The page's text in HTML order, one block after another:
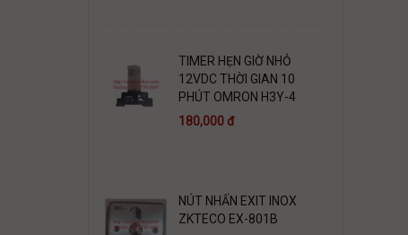
TIMER HẸN GIỜ NHỎ
12VDC THỜI GIAN 10
PHÚT OMRON H3Y-4
180,000 đ
NÚT NHẤN EXIT INOX
ZKTECO EX-801B